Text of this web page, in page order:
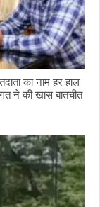
का नाम हर हाल
ने की खास बातचीत